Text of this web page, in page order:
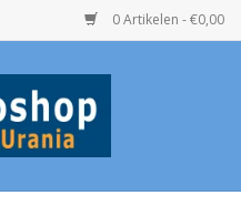
0 Artikelen - €0,00